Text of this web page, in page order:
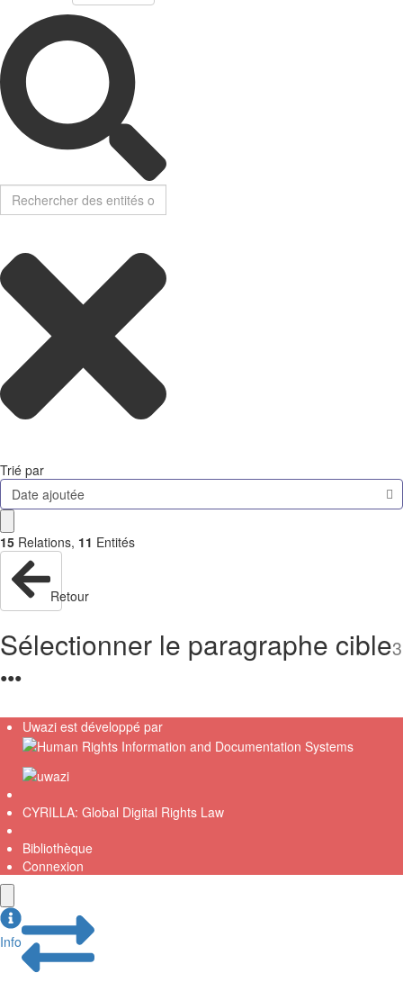
Trié par
Date ajoutée
15 Relations, 11 Entités
Retour
Sélectionner le paragraphe cible3
●●●
Uwazi est développé par
CYRILLA: Global Digital Rights Law
Bibliothèque
Connexion
Info